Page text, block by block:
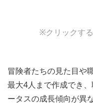
※クリックす
冒険者たちの見た目や
最大4人まで作成でき
ータスの成長傾向が異